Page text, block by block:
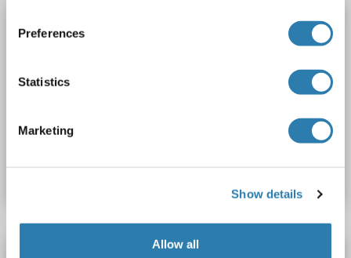
Preferences
Statistics
Marketing
Show details
Allow all
HSD3B1 ELISA Kit
Produktnummer ABIN5594144
Datenblatt Details